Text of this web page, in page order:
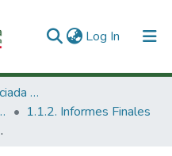
Log In (current)
1. Investigación Financiada con Recursos Públicos
1.1.2. Informes Finales
en la reproducción y reclutamiento.